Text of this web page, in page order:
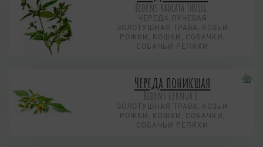
Bidens radiata Thuill.
ЧЕРЕДА ЛУЧЕВАЯ
ЗОЛОТУШНАЯ ТРАВА, КОЗЬИ
РОЖКИ, КОШКИ, СОБАЧКИ,
СОБАЧЬИ РЕПЯХИ
Череда поникшая
Bidens cernua L.
ЗОЛОТУШНАЯ ТРАВА, КОЗЬИ
РОЖКИ, КОШКИ, СОБАЧКИ,
СОБАЧЬИ РЕПЯХИ